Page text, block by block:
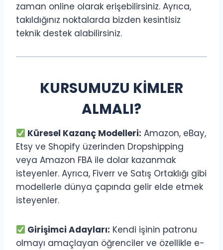
zaman online olarak erişebilirsiniz. Ayrıca,
takıldığınız noktalarda bizden kesintisiz
teknik destek alabilirsiniz.
KURSUMUZU KİMLER
ALMALI?
Küresel Kazanç Modelleri: Amazon, eBay,
Etsy ve Shopify üzerinden Dropshipping
veya Amazon FBA ile dolar kazanmak
isteyenler. Ayrıca, Fiverr ve Satış Ortaklığı gibi
modellerle dünya çapında gelir elde etmek
isteyenler.
Girişimci Adayları: Kendi işinin patronu
olmayı amaçlayan öğrenciler ve özellikle e-